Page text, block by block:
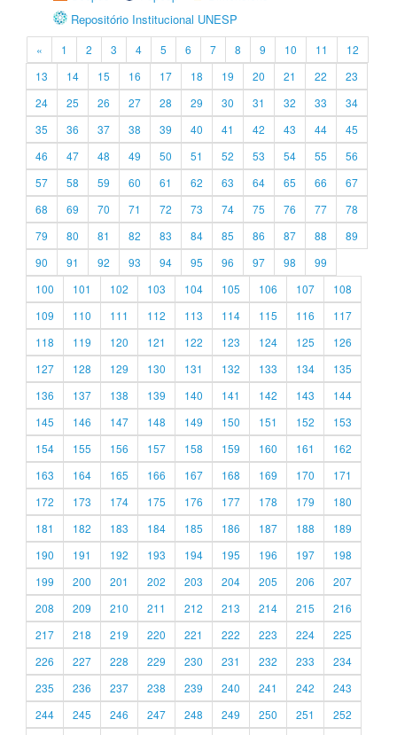
Repositório Institucional UNESP
« 1 2 3 4 5 6 7 8 9 10 11
12
13
14 15 16 17 18 19 20 21 22
23
24
25 26 27 28 29 30 31 32 33
34
35
36 37 38 39 40 41 42 43 44
45
46
47 48 49 50 51 52 53 54 55
56
57
58 59 60 61 62 63 64 65 66
67
68
69 70 71 72 73 74 75 76 77
78
79
80 81 82 83 84 85 86 87 88
89
90
91 92 93 94 95 96 97 98
99
100
101 102 103 104 105 106 107
108
109
110 111 112 113 114 115 116
117
118
119 120 121 122 123 124 125
126
127
128 129 130 131 132 133 134
135
136
137 138 139 140 141 142 143
144
145
146 147 148 149 150 151 152
153
154
155 156 157 158 159 160 161
162
163
164 165 166 167 168 169 170
171
172
173 174 175 176 177 178 179
180
181
182 183 184 185 186 187 188
189
190
191 192 193 194 195 196 197
198
199
200 201 202 203 204 205 206
207
208
209 210 211 212 213 214 215
216
217
218 219 220 221 222 223 224
225
226
227 228 229 230 231 232 233
234
235
236 237 238 239 240 241 242
243
244
245 246 247 248 249 250 251
252